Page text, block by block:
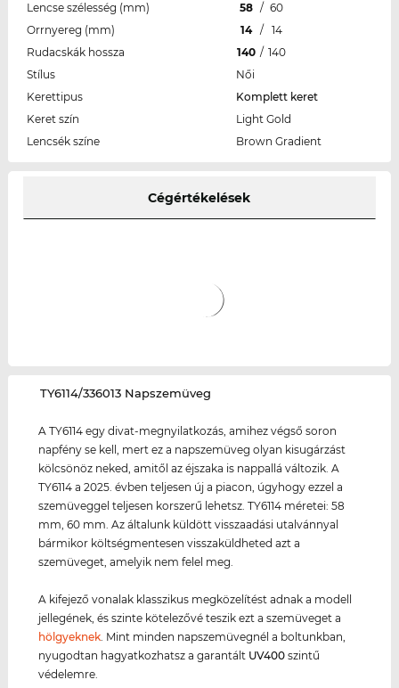
Lencse szélesség (mm)
58 / 60
Orrnyereg (mm)
14 /
14
Rudacskák hossza
140 / 140
Stílus
Női
Kerettipus
Komplett keret
Keret szín
Light Gold
Lencsék színe
Brown Gradient
Cégértékelések
‌TY6114/336013 Napszemüveg
A TY6114 egy divat-megnyilatkozás, amihez végső soron
napfény se kell, mert ez a napszemüveg olyan kisugárzást
kölcsönöz neked, amitől az éjszaka is nappallá változik. A
TY6114 a 2025. évben teljesen új a piacon, úgyhogy ezzel a
szemüveggel teljesen korszerű lehetsz. TY6114 méretei: 58
mm, 60 mm. Az általunk küldött visszaadási utalvánnyal
bármikor költségmentesen visszaküldheted azt a
szemüveget, amelyik nem felel meg.
A kifejező vonalak klasszikus megközelítést adnak a modell
jellegének, és szinte kötelezővé teszik ezt a szemüveget a
hölgyeknek. Mint minden napszemüvegnél a boltunkban,
nyugodtan hagyatkozhatsz a garantált UV400 szintű
védelemre.